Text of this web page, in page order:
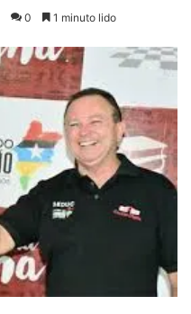
0 1 minuto lido